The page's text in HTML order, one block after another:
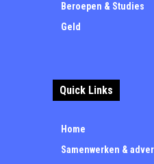
Beroepen & Studies
Geld
Quick Links
Home
Samenwerken &